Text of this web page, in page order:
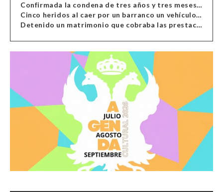
Confirmada la condena de tres años y tres meses al hombre de Antas acusado de xenofobia
Cinco heridos al caer por un barranco un vehículo en Alcolea
Detenido un matrimonio que cobraba las prestaciones de ilegales en Almería, Granada, Málaga, Huelva y Murcia